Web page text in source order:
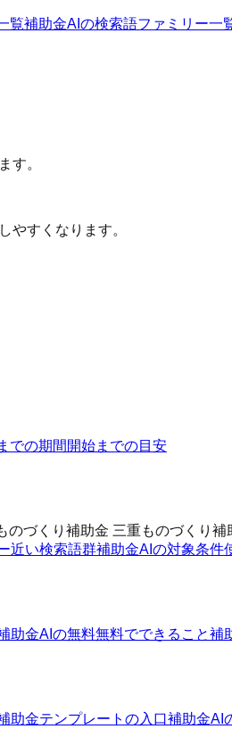
覧補助金AI の検索語ファミリー一
す。
やすくなります。
での期間 開始までの目安
のづくり補助金 三重ものづくり補
近い検索語群補助金AIの対象条件
助金AIの無料無料でできること補
助金テンプレートの入口補助金AI